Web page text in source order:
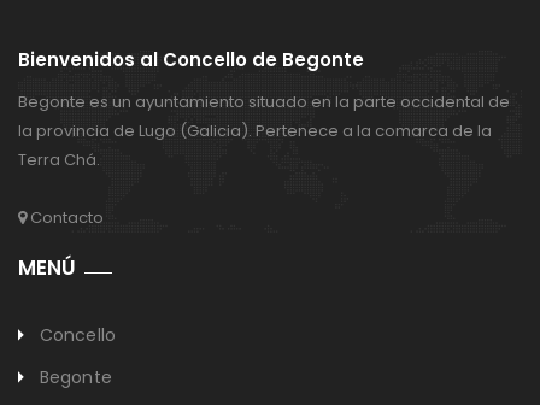
Bienvenidos al Concello de Begonte
Begonte es un ayuntamiento situado en la parte occidental de
la provincia de Lugo (Galicia). Pertenece a la comarca de la
Terra Chá.
Contacto
MENÚ
Concello
Begonte